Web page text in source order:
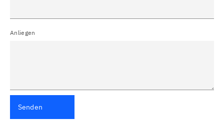
Anliegen
Senden